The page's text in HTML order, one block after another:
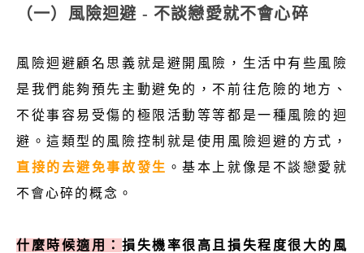
（一）風險迴避 - 不談戀愛就不會心碎
風險迴避顧名思義就是避開風險，生活中有些風險
是我們能夠預先主動避免的，不前往危險的地方、
不從事容易受傷的極限活動等等都是一種風險的迴
避。這類型的風險控制就是使用風險迴避的方式，
直接的去避免事故發生 。基本上就像是不談戀愛就
不會心碎的概念。
什麼時候適用： 損失機率很高且損失程度很大的風